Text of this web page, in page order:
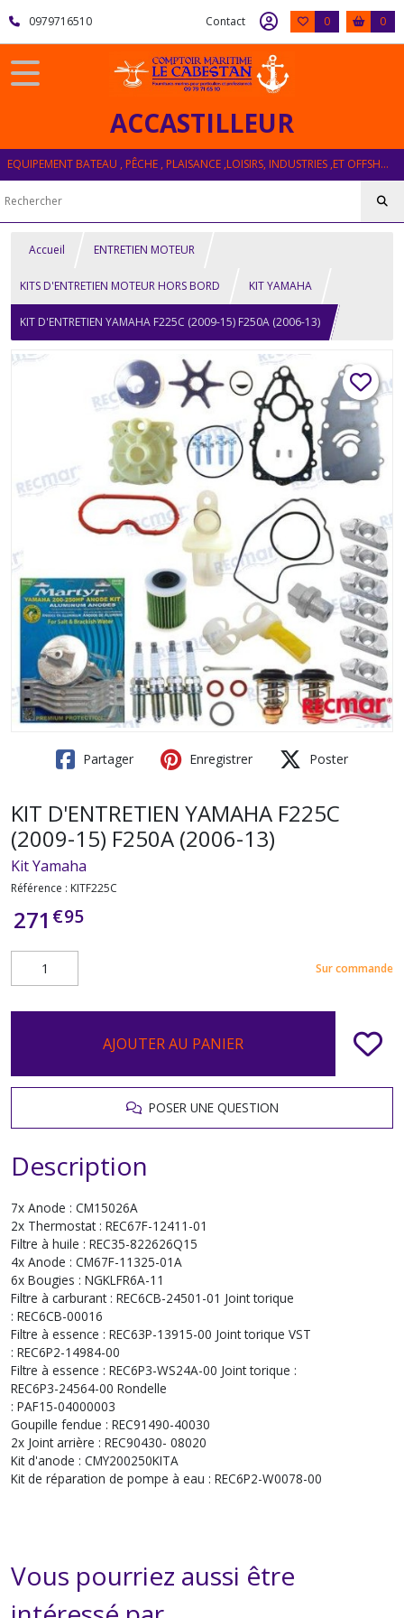
0979716510 Contact 0 0
ACCASTILLEUR
EQUIPEMENT BATEAU , PÊCHE , PLAISANCE ,LOISIRS, INDUSTRIES ,ET OFFSHORE
Accueil ENTRETIEN MOTEUR
KITS D'ENTRETIEN MOTEUR HORS BORD KIT YAMAHA
KIT D'ENTRETIEN YAMAHA F225C (2009-15) F250A (2006-13)
Partager Enregistrer Poster
KIT D'ENTRETIEN YAMAHA F225C
(2009-15) F250A (2006-13)
Kit Yamaha
Référence : KITF225C
271 €95
Sur commande
AJOUTER AU PANIER
POSER UNE QUESTION
Description
7x Anode : CM15026A
2x Thermostat : REC67F-12411-01
Filtre à huile : REC35-822626Q15
4x Anode : CM67F-11325-01A
6x Bougies : NGKLFR6A-11
Filtre à carburant : REC6CB-24501-01 Joint torique
: REC6CB-00016
Filtre à essence : REC63P-13915-00 Joint torique VST
: REC6P2-14984-00
Filtre à essence : REC6P3-WS24A-00 Joint torique :
REC6P3-24564-00 Rondelle
: PAF15-04000003
Goupille fendue : REC91490-40030
2x Joint arrière : REC90430- 08020
Kit d'anode : CMY200250KITA
Kit de réparation de pompe à eau : REC6P2-W0078-00
Vous pourriez aussi être